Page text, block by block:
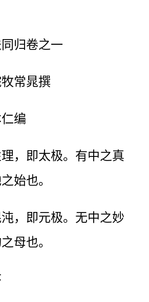
归卷之一
常晁撰
编
，即太极。有中之真
始也。
，即元极。无中之妙
母也。